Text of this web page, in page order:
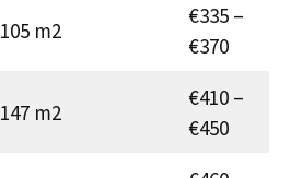
105 m2
€335 –
€370
147 m2
€410 –
€450